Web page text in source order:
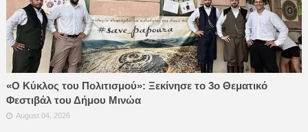
«Ο Κύκλος του Πολιτισμού»: Ξεκίνησε το 3ο Θεματικό
Φεστιβάλ του Δήμου Μινώα
August 04, 2026